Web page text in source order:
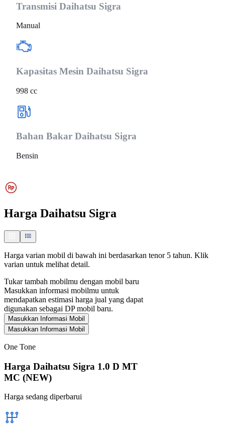
Transmisi Daihatsu Sigra
Manual
Kapasitas Mesin Daihatsu Sigra
998 cc
Bahan Bakar Daihatsu Sigra
Bensin
Harga Daihatsu Sigra
Harga varian mobil di bawah ini berdasarkan tenor 5 tahun. Klik
varian untuk melihat detail.
Tukar tambah mobilmu dengan mobil baru
Masukkan informasi mobilmu untuk
mendapatkan estimasi harga jual yang dapat
digunakan sebagai DP mobil baru.
Masukkan Informasi Mobil
Masukkan Informasi Mobil
One Tone
Harga Daihatsu Sigra 1.0 D MT
MC (NEW)
Harga sedang diperbarui